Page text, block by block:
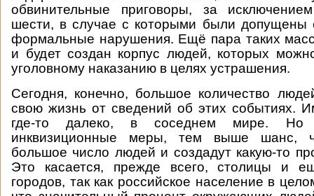
обвинительные приговоры, за
шести, в случае с которыми были допущены
формальные нарушения. Ещё пара таких
и будет создан корпус людей, которых
уголовному наказанию в целях устрашения.
Сегодня, конечно, большое количество
свою жизнь от сведений об этих событиях.
где-то далеко, в соседнем мире.
инквизиционные меры, тем выше шанс,
большое число людей и создадут какую-то
Это касается, прежде всего, столицы и
городов, так как российское население в